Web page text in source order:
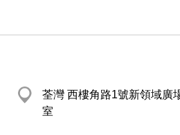
荃灣 西樓角路1號新領域廣
室